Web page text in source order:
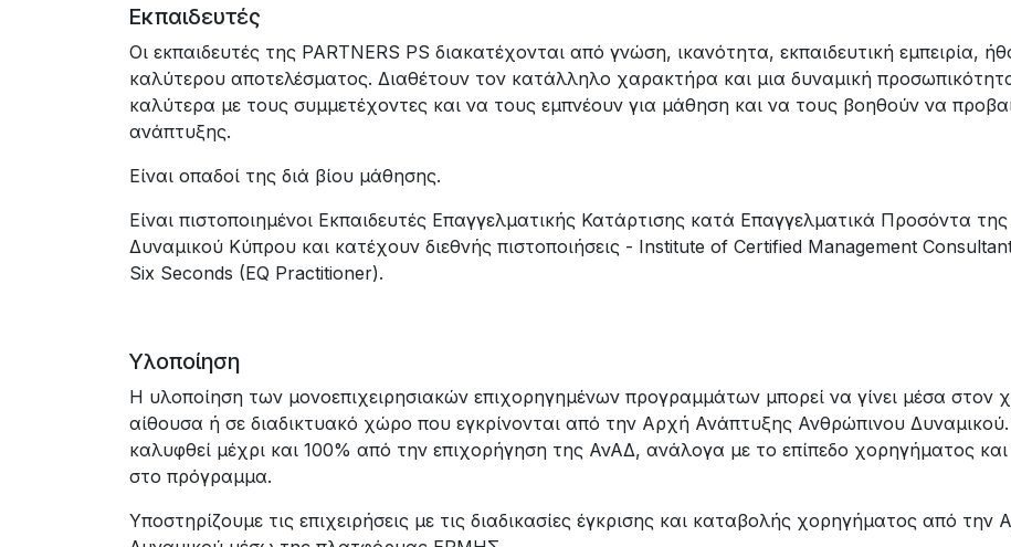
Εκπαιδευτές
Οι εκπαιδευτές της PARTNERS PS διακατέχονται από γνώση, ικανότητα, εκπαιδευτική εμπειρία,
καλύτερου αποτελέσματος. Διαθέτουν τον κατάλληλο χαρακτήρα και μια δυναμική
καλύτερα με τους συμμετέχοντες και να τους εμπνέουν για μάθηση και να τους βοηθούν να
ανάπτυξης.
Είναι οπαδοί της διά βίου μάθησης.
Eίναι πιστοποιημένοι Εκπαιδευτές Επαγγελματικής Κατάρτισης κατά Επαγγελματικά Προσόντα
Δυναμικού Κύπρου και κατέχουν διεθνής πιστοποιήσεις - Institute of Certified Management
Six Seconds (EQ Practitioner).
Υλοποίηση
Η υλοποίηση των μονοεπιχειρησιακών επιχορηγημένων προγραμμάτων μπορεί να γίνει μέσα στον
αίθουσα ή σε διαδικτυακό χώρο που εγκρίνονται από την Αρχή Ανάπτυξης Ανθρώπινου
καλυφθεί μέχρι και 100% από την επιχορήγηση της ΑνΑΔ, ανάλογα με το επίπεδο χορηγήματος
στο πρόγραμμα.
Υποστηρίζουμε τις επιχειρήσεις με τις διαδικασίες έγκρισης και καταβολής χορηγήματος από